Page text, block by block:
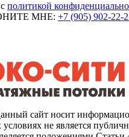
политикой
МНЕ: +7 (905) 902-22-
сайт носит
не является